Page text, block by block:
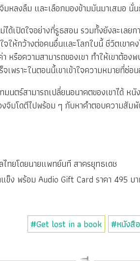
ลงลืม และเลือกมองข้ามมันมาเสมอ นั่น
ด้เปิดใจอย่างที่รูธสอน รวมทั้งยังละเล
จให้กว้างต่อคนอื่นและโลกใบนี้ ชีวิตเข
หรือความสามารถของเขา ทำให้เขาต้
พราะในตอนนี้เขาเข้าใจความหมายที่ซ่
นตร์สามารถเปลี่ยนอนาคตของเขาได้ ห
จิมโดตีไปพร้อม ๆ กับหาคำตอบความสั
ทยโดยนายแพทย์นที สาครยุทธเดช
ง พร้อม Audio Gift Card ราคา 495 บ
#Get lost in a book #หนังสือ